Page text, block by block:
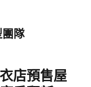
隊
店預售屋